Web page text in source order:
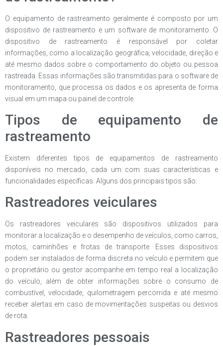
O equipamento de rastreamento geralmente é composto por um
dispositivo de rastreamento e um software de monitoramento. O
dispositivo de rastreamento é responsável por coletar
informações, como a localização geográfica, velocidade, direção e
até mesmo dados sobre o comportamento do objeto ou pessoa
rastreada. Essas informações são transmitidas para o software de
monitoramento, que processa os dados e os apresenta de forma
visual em um mapa ou painel de controle.
Tipos de equipamento de
rastreamento
Existem diferentes tipos de equipamentos de rastreamento
disponíveis no mercado, cada um com suas características e
funcionalidades específicas. Alguns dos principais tipos são:
Rastreadores veiculares
Os rastreadores veiculares são dispositivos utilizados para
monitorar a localização e o desempenho de veículos, como carros,
motos, caminhões e frotas de transporte. Esses dispositivos
podem ser instalados de forma discreta no veículo e permitem que
o proprietário ou gestor acompanhe em tempo real a localização
do veículo, além de obter informações sobre o consumo de
combustível, velocidade, quilometragem percorrida e até mesmo
receber alertas em caso de movimentações suspeitas ou desvios
de rota.
Rastreadores pessoais